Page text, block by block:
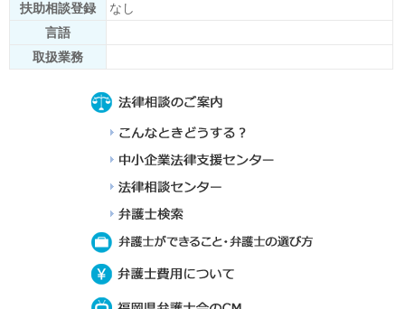
扶助相談登録
なし
言語
取扱業務